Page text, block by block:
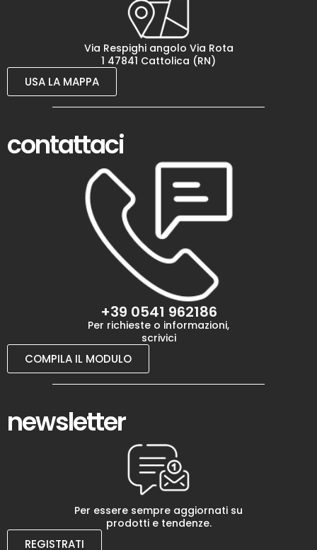
Via Respighi angolo Via Rota
1 47841 Cattolica (RN)
USA LA MAPPA
contattaci
+39 0541 962186
Per richieste o informazioni,
scrivici
COMPILA IL MODULO
newsletter
Per essere sempre aggiornati su
prodotti e tendenze.
REGISTRATI